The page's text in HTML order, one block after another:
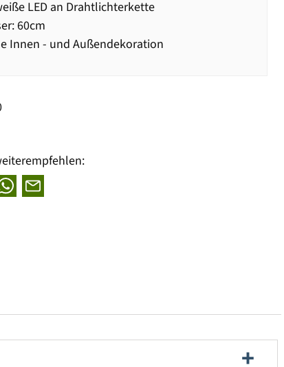
LED an Drahtlichterkette
60cm
Innen - und Außendekoration